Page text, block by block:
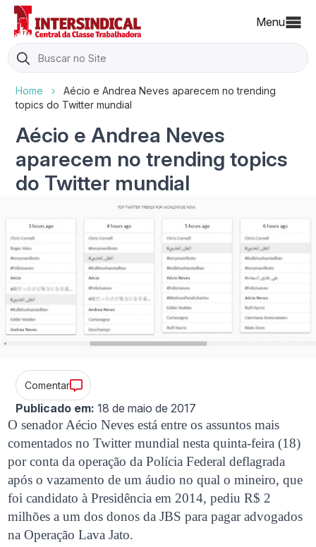
Menu
Search
for:
Home ›
Aécio e Andrea Neves aparecem no trending
topics do Twitter mundial
Aécio e Andrea Neves
aparecem no trending topics
do Twitter mundial
Comentar
Publicado em: 18 de maio de 2017
O senador Aécio Neves está entre os assuntos mais
comentados no Twitter mundial nesta quinta-feira (18)
por conta da operação da Polícia Federal deflagrada
após o vazamento de um áudio no qual o mineiro, que
foi candidato à Presidência em 2014, pediu R$ 2
milhões a um dos donos da JBS para pagar advogados
na Operação Lava Jato.